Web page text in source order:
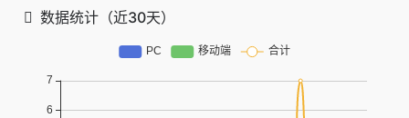
数据统计（近30天）